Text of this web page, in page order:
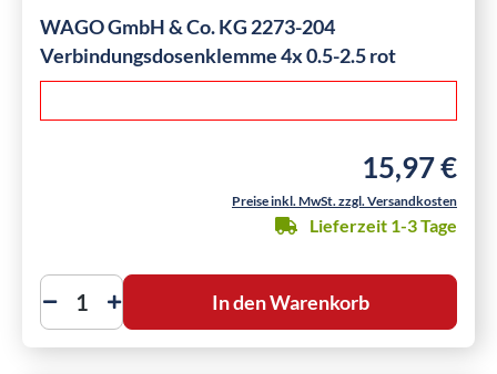
WAGO GmbH & Co. KG 2273-204
Verbindungsdosenklemme 4x 0.5-2.5 rot
Regulärer
15,97 €
Preise inkl. MwSt. zzgl. Versandkosten
Lieferzeit 1-3 Tage
In den Warenkorb